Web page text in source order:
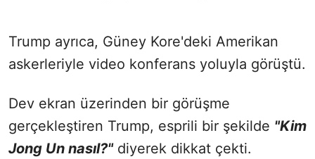
Trump ayrıca, Güney Kore'deki Amerikan
askerleriyle video konferans yoluyla görüştü.
Dev ekran üzerinden bir görüşme
gerçekleştiren Trump, esprili bir şekilde "Kim
Jong Un nasıl?"diyerek dikkat çekti.